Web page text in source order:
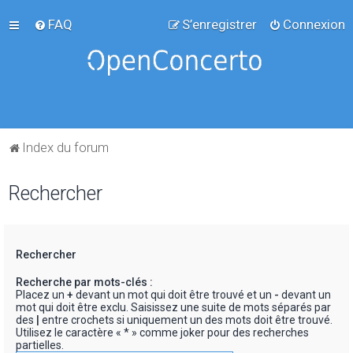
FAQ Connexion
S’enregistrer
Index du forum
Rechercher
Rechercher
Recherche par mots-clés :
Placez un + devant un mot qui doit être trouvé et un - devant un
mot qui doit être exclu. Saisissez une suite de mots séparés par
des
entre crochets si uniquement un des mots doit être trouvé.
Utilisez le caractère « * » comme joker pour des recherches
partielles.